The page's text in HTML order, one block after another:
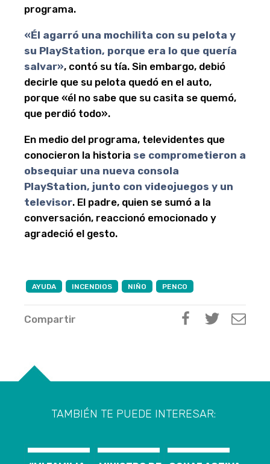
programa.
«Él agarró una mochilita con su pelota y
su PlayStation, porque era lo que quería
salvar», contó su tía. Sin embargo, debió
decirle que su pelota quedó en el auto,
porque «él no sabe que su casita se quemó,
que perdió todo».
En medio del programa, televidentes que
conocieron la historia se comprometieron a
obsequiar una nueva consola
PlayStation, junto con videojuegos y un
televisor. El padre, quien se sumó a la
conversación, reaccionó emocionado y
agradeció el gesto.
AYUDA INCENDIOS NIÑO PENCO
Compartir
TAMBIÉN TE PUEDE INTERESAR: